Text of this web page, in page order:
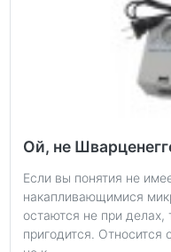
Ой, не
Если вы понятия не
накапливающимися
остаются не при делах,
пригодится. Относится